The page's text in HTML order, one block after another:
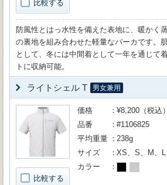
比較する
防風性とはっ水性を備えた表地に、暖かく
の裏地を組み合わせた軽量なパーカです。
として、冬には中間着として一年を通じて
トに収納可能。
ライトシェル T 男女兼用
比較する
価格
¥8,200（税込）
品番
#1106825
平均重量
238g
サイズ
XS、S、M、
カラー